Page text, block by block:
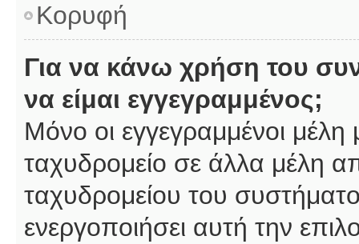
Κορυφή
Για να κάνω χρήση του
να είμαι εγγεγραμμένος;
Μόνο οι εγγεγραμμένοι
ταχυδρομείο σε άλλα μέλη
ταχυδρομείου του
ενεργοποιήσει αυτή την